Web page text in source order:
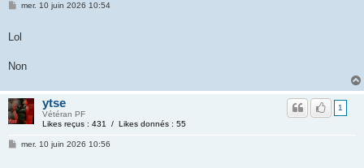
mer. 10 juin 2026 10:54
Lol
Non
ytse
Vétéran PF
Likes reçus : 431 / Likes donnés : 55
1
mer. 10 juin 2026 10:56